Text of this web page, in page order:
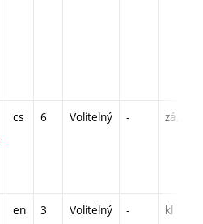
cs 6 Volitelný - zá,zk
en 3 Volitelný - kl